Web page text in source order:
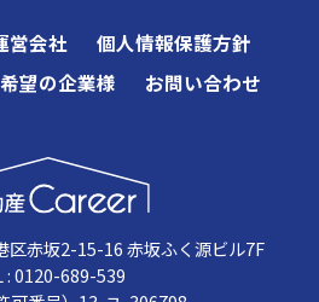
営会社
個人情報保護方針
望の企業様 お問い合わせ
赤坂2-15-16 赤坂ふく源ビル7F
: 0120-689-539